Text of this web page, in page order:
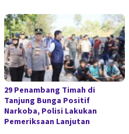
29 Penambang Timah di
Tanjung Bunga Positif
Narkoba, Polisi Lakukan
Pemeriksaan Lanjutan